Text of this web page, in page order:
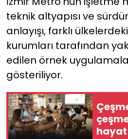
teknik altyapısı ve
anlayışı, farklı
kurumları tarafından
edilen örnek
gösteriliyor.